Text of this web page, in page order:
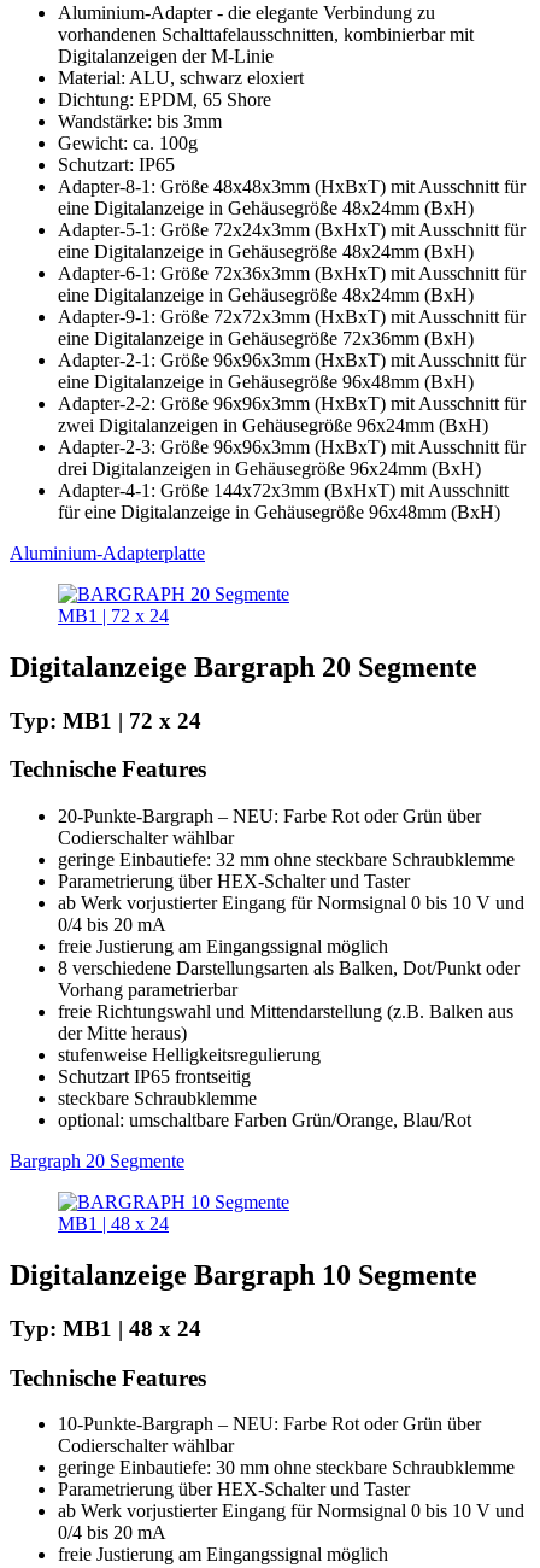
Aluminium-Adapter - die elegante Verbindung zu
vorhandenen Schalttafelausschnitten, kombinierbar mit
Digitalanzeigen der M-Linie
Material: ALU, schwarz eloxiert
Dichtung: EPDM, 65 Shore
Wandstärke: bis 3mm
Gewicht: ca. 100g
Schutzart: IP65
Adapter-8-1: Größe 48x48x3mm (HxBxT) mit Ausschnitt für
eine Digitalanzeige in Gehäusegröße 48x24mm (BxH)
Adapter-5-1: Größe 72x24x3mm (BxHxT) mit Ausschnitt für
eine Digitalanzeige in Gehäusegröße 48x24mm (BxH)
Adapter-6-1: Größe 72x36x3mm (BxHxT) mit Ausschnitt für
eine Digitalanzeige in Gehäusegröße 48x24mm (BxH)
Adapter-9-1: Größe 72x72x3mm (HxBxT) mit Ausschnitt für
eine Digitalanzeige in Gehäusegröße 72x36mm (BxH)
Adapter-2-1: Größe 96x96x3mm (HxBxT) mit Ausschnitt für
eine Digitalanzeige in Gehäusegröße 96x48mm (BxH)
Adapter-2-2: Größe 96x96x3mm (HxBxT) mit Ausschnitt für
zwei Digitalanzeigen in Gehäusegröße 96x24mm (BxH)
Adapter-2-3: Größe 96x96x3mm (HxBxT) mit Ausschnitt für
drei Digitalanzeigen in Gehäusegröße 96x24mm (BxH)
Adapter-4-1: Größe 144x72x3mm (BxHxT) mit Ausschnitt
für eine Digitalanzeige in Gehäusegröße 96x48mm (BxH)
Aluminium-Adapterplatte
MB1 | 72 x 24
Digitalanzeige Bargraph 20 Segmente
Typ: MB1 | 72 x 24
Technische Features
20-Punkte-Bargraph – NEU: Farbe Rot oder Grün über
Codierschalter wählbar
geringe Einbautiefe: 32 mm ohne steckbare Schraubklemme
Parametrierung über HEX-Schalter und Taster
ab Werk vorjustierter Eingang für Normsignal 0 bis 10 V und
0/4 bis 20 mA
freie Justierung am Eingangssignal möglich
8 verschiedene Darstellungsarten als Balken, Dot/Punkt oder
Vorhang parametrierbar
freie Richtungswahl und Mittendarstellung (z.B. Balken aus
der Mitte heraus)
stufenweise Helligkeitsregulierung
Schutzart IP65 frontseitig
steckbare Schraubklemme
optional: umschaltbare Farben Grün/Orange, Blau/Rot
Bargraph 20 Segmente
MB1 | 48 x 24
Digitalanzeige Bargraph 10 Segmente
Typ: MB1 | 48 x 24
Technische Features
10-Punkte-Bargraph – NEU: Farbe Rot oder Grün über
Codierschalter wählbar
geringe Einbautiefe: 30 mm ohne steckbare Schraubklemme
Parametrierung über HEX-Schalter und Taster
ab Werk vorjustierter Eingang für Normsignal 0 bis 10 V und
0/4 bis 20 mA
freie Justierung am Eingangssignal möglich